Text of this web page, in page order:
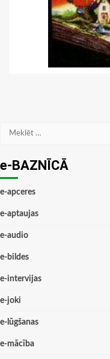
Meklēt:
e-BAZNĪCĀ
e-apceres
e-aptaujas
e-audio
e-bildes
e-intervijas
e-joki
e-lūgšanas
e-mācība